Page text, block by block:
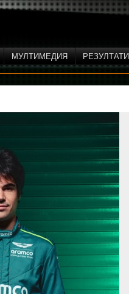
МУЛТИМЕДИЯ РЕЗУЛТАТИ